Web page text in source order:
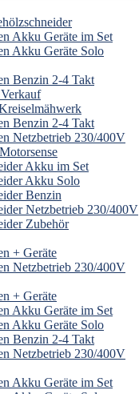
Akku Geräte im Set
Akku Geräte Solo
Benzin 2-4 Takt
Benzin 2-4 Takt
Netzbetrieb 230/400V
Akku im Set
Akku Solo
Benzin
Netzbetrieb 230/400V
Zubehör
+ Geräte
Netzbetrieb 230/400V
+ Geräte
Akku Geräte im Set
Akku Geräte Solo
Benzin 2-4 Takt
Netzbetrieb 230/400V
Akku Geräte im Set